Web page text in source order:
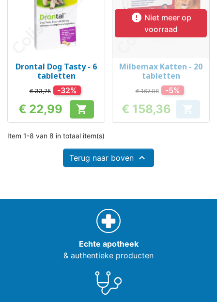
Drontal Dog Tasty - 6
tabletten
€ 33,75 -32%
Prijs
€ 22,99 
 Niet meer op
voorraad
Milbemax Katten - 20
tabletten
€ 167,08 -5%
Prijs
€ 158,36 
Item 1-8 van 8 in totaal item(s)
Terug naar boven 
Echte apotheek
& authentieke producten